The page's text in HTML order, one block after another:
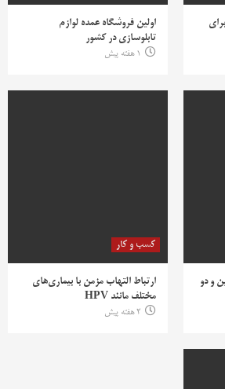
اولین فروشگاه عمده لوازم
تابلوسازی در کشور
1 هفته پیش
و دو
کسب و کار
ارتباط التهاب مزمن با بیماری‌های
مختلف مانند HPV
2 هفته پیش